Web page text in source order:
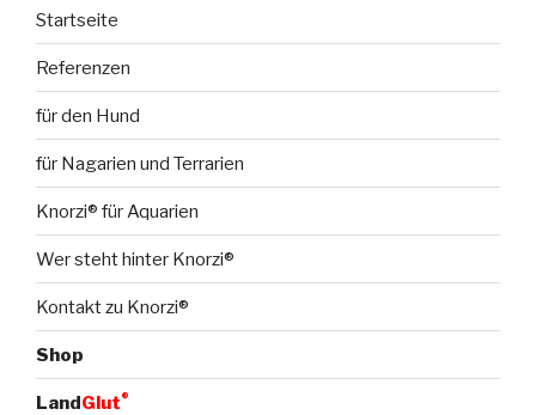
Startseite
Referenzen
für den Hund
für Nagarien und Terrarien
Knorzi® für Aquarien
Wer steht hinter Knorzi®
Kontakt zu Knorzi®
Shop
LandGlut®